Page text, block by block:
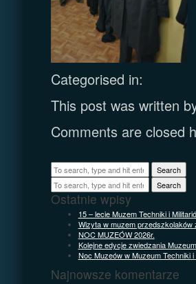
Categorised in:
This post was written
Comments are closed
Search
Search
Ostatnie wpisy
15 – lecie Muzem Techniki i
Wizyta w muzem przedszkolaków
NOC MUZEÓW 2026r.
Kolejne edycje zwiedzania
Noc Muzeów w Muzeum Techniki i
Najnowsze komentarze